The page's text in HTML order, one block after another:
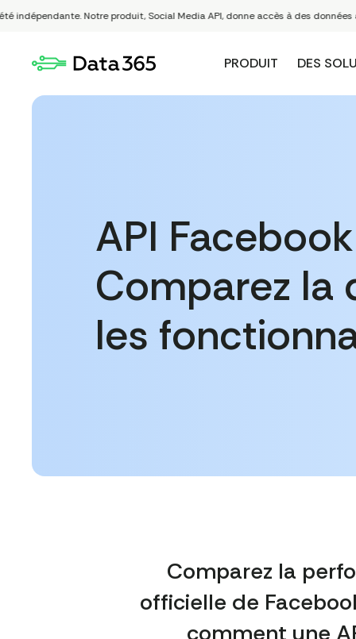
Notre produit, Social Media API, donne accès à des données
PRODUIT DES
API
Comparez la
les
Comparez la
officielle de
comment une